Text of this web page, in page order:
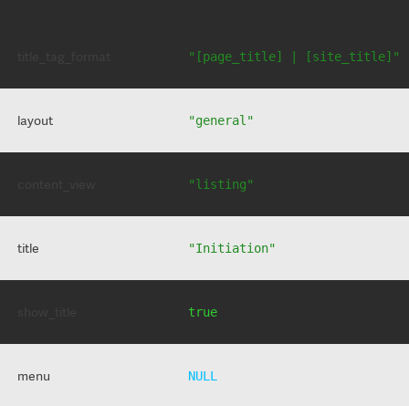
"[page_title] | [site_title]"
layout "general"
"listing"
title "Initiation"
true
menu NULL